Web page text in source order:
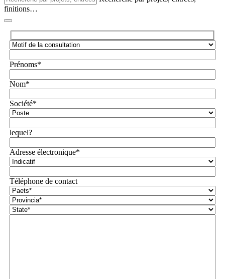
finitions…
Prénoms*
Nom*
Société*
lequel?
Adresse électronique*
Téléphone de contact